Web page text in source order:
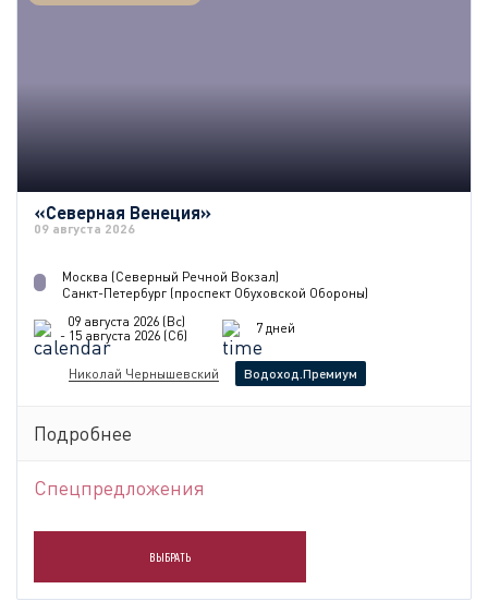
«Северная Венеция»
09 августа 2026
Москва (Северный Речной Вокзал)
Санкт-Петербург (проспект Обуховской Обороны)
09 августа 2026 (Вс)
- 15 августа 2026 (Сб)
7 дней
Николай Чернышевский Водоход.Премиум
Подробнее
Спецпредложения
ВЫБРАТЬ